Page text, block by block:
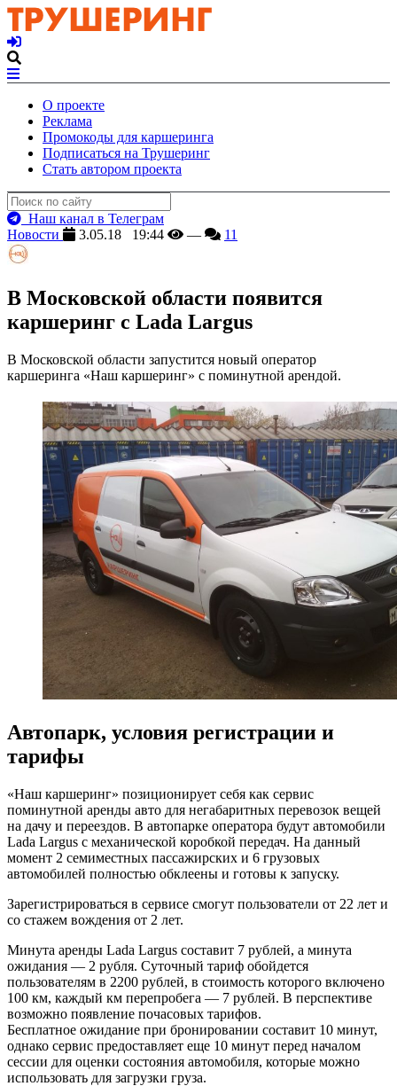
О проекте
Реклама
Промокоды для каршеринга
Подписаться на Трушеринг
Стать автором проекта
Наш канал в Телеграм
Новости
3.05.18 19:44 — 11
В Московской области появится
каршеринг с Lada Largus
В Московской области запустится новый оператор
каршеринга «Наш каршеринг» с поминутной арендой.
Автопарк, условия регистрации и
тарифы
«Наш каршеринг» позиционирует себя как сервис
поминутной аренды авто для негабаритных перевозок вещей
на дачу и переездов. В автопарке оператора будут автомобили
Lada Largus с механической коробкой передач. На данный
момент 2 семиместных пассажирских и 6 грузовых
автомобилей полностью обклеены и готовы к запуску.
Зарегистрироваться в сервисе смогут пользователи от 22 лет и
со стажем вождения от 2 лет.
Минута аренды Lada Largus составит 7 рублей, а минута
ожидания — 2 рубля. Суточный тариф обойдется
пользователям в 2200 рублей, в стоимость которого включено
100 км, каждый км перепробега — 7 рублей. В перспективе
возможно появление почасовых тарифов.
Бесплатное ожидание при бронировании составит 10 минут,
однако сервис предоставляет еще 10 минут перед началом
сессии для оценки состояния автомобиля, которые можно
использовать для загрузки груза.